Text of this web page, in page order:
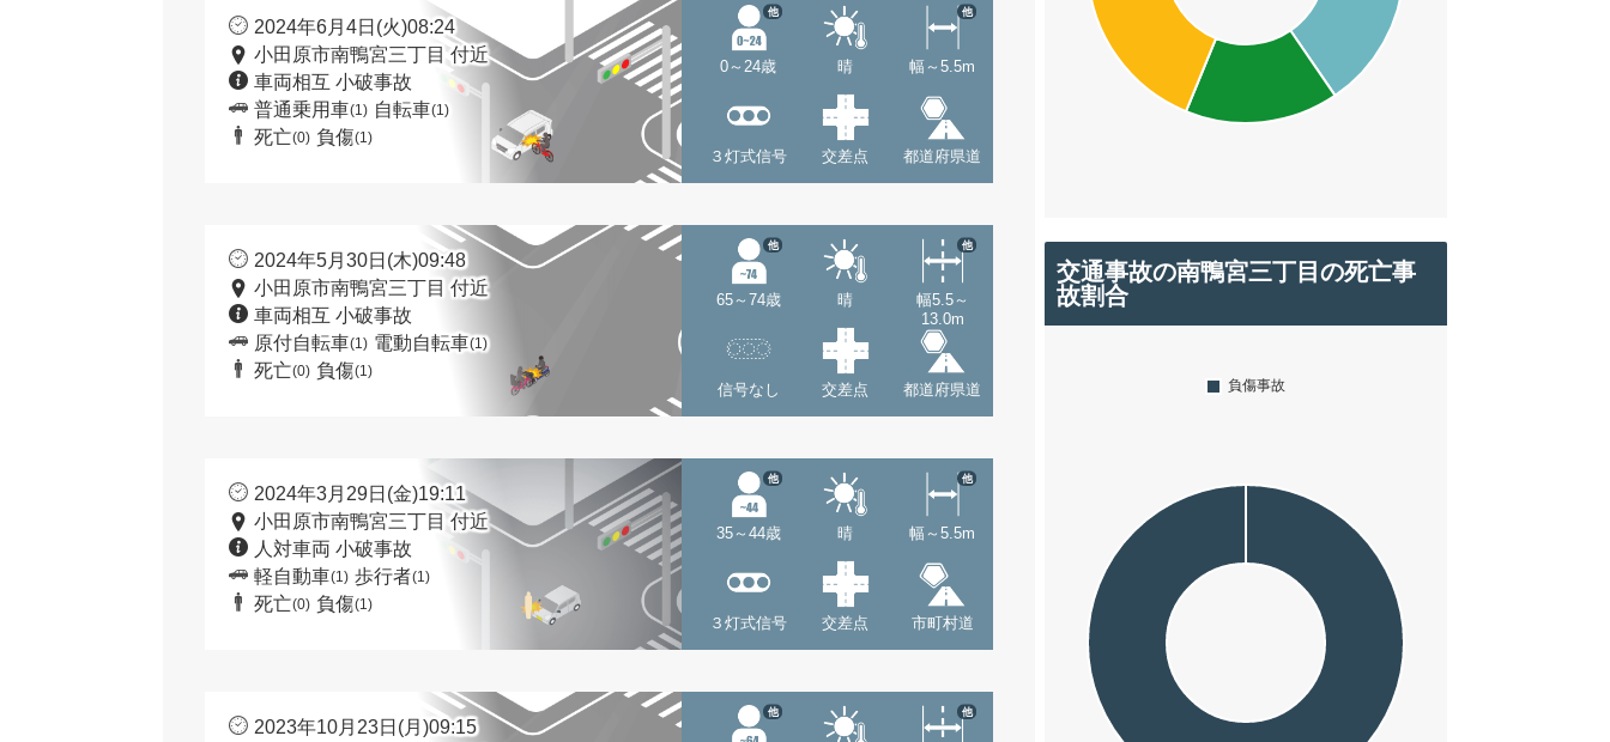
2024年6月4日(火)08:24
小田原市南鴨宮三丁目 付近
車両相互 小破事故
普通乗用車(1) 自転車(1)
死亡(0) 負傷(1)
0～24歳
他
晴 幅～5.5m
他
３灯式信号 交差点 都道府県道
2024年5月30日(木)09:48
小田原市南鴨宮三丁目 付近
車両相互 小破事故
原付自転車(1) 電動自転車(1)
死亡(0) 負傷(1)
65～74歳
他
晴
幅5.5～
13.0m
他
信号なし 交差点 都道府県道
2024年3月29日(金)19:11
小田原市南鴨宮三丁目 付近
人対車両 小破事故
軽自動車(1) 歩行者(1)
死亡(0) 負傷(1)
35～44歳
他
晴 幅～5.5m
他
３灯式信号 交差点 市町村道
2023年10月23日(月)09:15
他 他
交通事故の南鴨宮三丁目の死亡事
故割合